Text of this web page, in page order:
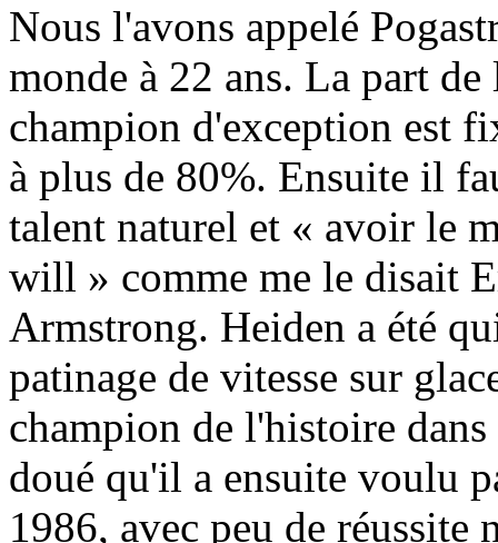
Nous l'avons appelé
monde à 22 ans. La part
champion d'exception est
à plus de 80%. Ensuite il
talent naturel et « avoir le
will » comme me le disait
Armstrong. Heiden a été
patinage de vitesse sur
champion de l'histoire
doué qu'il a ensuite voulu
1986, avec peu de réussite